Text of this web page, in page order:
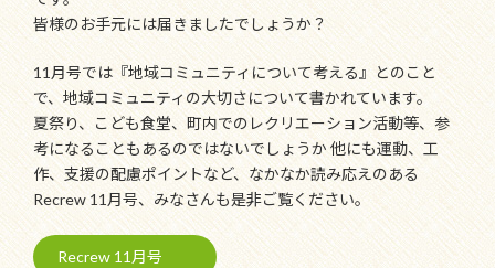
皆様のお手元には届きましたでしょうか？
11月号では『地域コミュニティについて考える』とのこと
で、地域コミュニティの大切さについて書かれています。
夏祭り、こども食堂、町内でのレクリエーション活動等、参
考になることもあるのではないでしょうか 他にも運動、工
作、支援の配慮ポイントなど、なかなか読み応えのある
Recrew 11月号、みなさんも是非ご覧ください。
Recrew 11月号